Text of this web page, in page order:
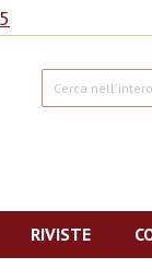
Cerca
RIVISTE